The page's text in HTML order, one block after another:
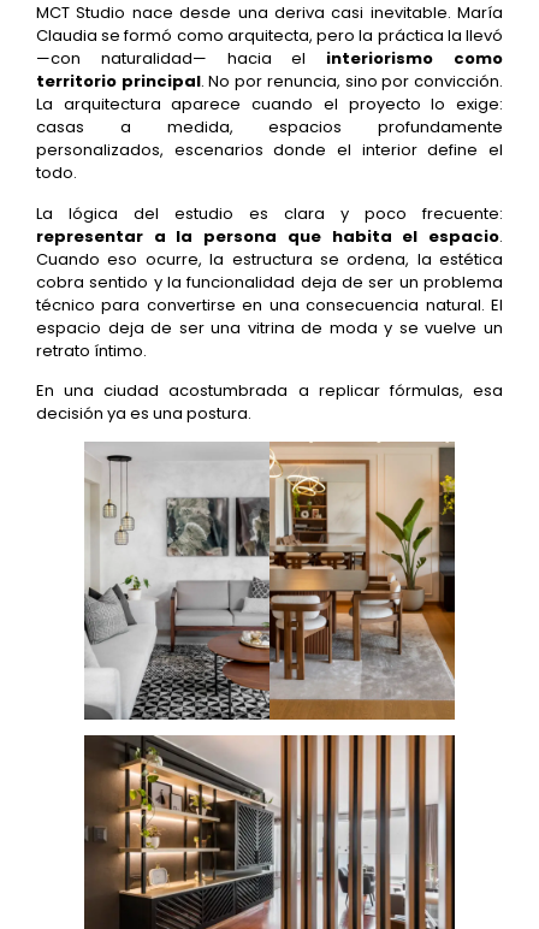
MCT Studio nace desde una deriva casi inevitable. María
Claudia se formó como arquitecta, pero la práctica la llevó
—con naturalidad— hacia el interiorismo como
territorio principal. No por renuncia, sino por convicción.
La arquitectura aparece cuando el proyecto lo exige:
casas a medida, espacios profundamente
personalizados, escenarios donde el interior define el
todo.
La lógica del estudio es clara y poco frecuente:
representar a la persona que habita el espacio.
Cuando eso ocurre, la estructura se ordena, la estética
cobra sentido y la funcionalidad deja de ser un problema
técnico para convertirse en una consecuencia natural. El
espacio deja de ser una vitrina de moda y se vuelve un
retrato íntimo.
En una ciudad acostumbrada a replicar fórmulas, esa
decisión ya es una postura.